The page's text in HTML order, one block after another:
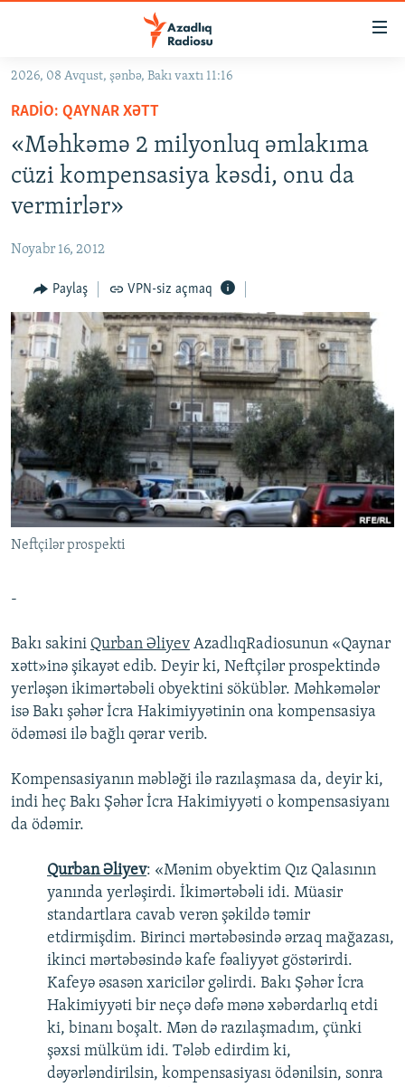
Əsas
qayıt
Əsas
naviqasiyaya
qayıt
Axtarışa
GÜNDƏM
#İZAHLA
KORRUPSIOMETR
#ƏSLINDƏ
QANUNI DOĞRU
ARAŞDIRMA
MULTIMEDIA
VIDEO
FOTOQALEREYA
İNFOQRAFIKA
KARIKATURA
RADIO ARXIV
OXU ZALI
AZƏRBAYCAN ƏDƏBIYYATI KITABXANASI
İSLAM VƏ DEMOKRATIYA
İZ - MƏDƏNIYYƏT PROQRAMI
HAQQIMIZDA
MISSIYAMIZ
PEŞƏ ETIKASI VƏ JURNALISTIKA STANDARTLARIMIZ
MATERIALLARIMIZDAN ISTIFADƏ
AZADLIQRADIOSU MOBIL TELEFONUNUZDA
BIZIMLƏ ƏLAQƏ
BIZI IZLƏ
RFE/RL-in bütün saytları
2026, 08 Avqust, şənbə, Bakı vaxtı 11:16
RADIO: QAYNAR XƏTT
«Məhkəmə 2 milyonluq əmlakıma
cüzi kompensasiya kəsdi, onu da
vermirlər»
Noyabr 16, 2012
Paylaş VPN-siz açmaq
Neftçilər prospekti
-
Bakı sakini Qurban Əliyev AzadlıqRadiosunun «Qaynar
xətt»inə şikayət edib. Deyir ki, Neftçilər prospektində
yerləşən ikimərtəbəli obyektini söküblər. Məhkəmələr
isə Bakı şəhər İcra Hakimiyyətinin ona kompensasiya
ödəməsi ilə bağlı qərar verib.
Kompensasiyanın məbləği ilə razılaşmasa da, deyir ki,
indi heç Bakı Şəhər İcra Hakimiyyəti o kompensasiyanı
da ödəmir.
Qurban Əliyev: «Mənim obyektim Qız Qalasının
yanında yerləşirdi. İkimərtəbəli idi. Müasir
standartlara cavab verən şəkildə təmir
etdirmişdim. Birinci mərtəbəsində ərzaq mağazası,
ikinci mərtəbəsində kafe fəaliyyət göstərirdi.
Kafeyə əsasən xaricilər gəlirdi. Bakı Şəhər İcra
Hakimiyyəti bir neçə dəfə mənə xəbərdarlıq etdi
ki, binanı boşalt. Mən də razılaşmadım, çünki
şəxsi mülküm idi. Tələb edirdim ki,
dəyərləndirilsin, kompensasiyası ödənilsin, sonra